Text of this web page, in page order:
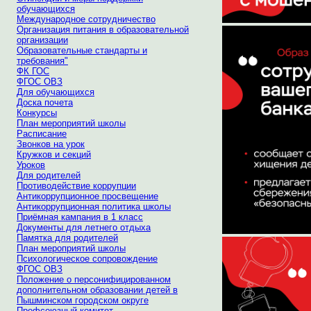
обучающихся
Международное сотрудничество
Организация питания в образовательной
организации
Образовательные стандарты и
требования"
ФК ГОС
ФГОС ОВЗ
Для обучающихся
Доска почета
Конкурсы
План мероприятий школы
Расписание
Звонков на урок
Кружков и секций
Уроков
Для родителей
Противодействие коррупции
Антикоррупционное просвещение
Антикоррупционная политика школы
Приёмная кампания в 1 класс
Документы для летнего отдыха
Памятка для родителей
План мероприятий школы
Психологическое сопровождение
ФГОС ОВЗ
Положение о персонифицированном
дополнительном образовании детей в
Пышминском городском округе